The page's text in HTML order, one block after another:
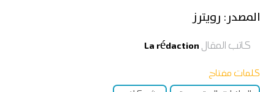
المصدر: رويترز
كاتب المقال La rédaction
كلمات مفتاح